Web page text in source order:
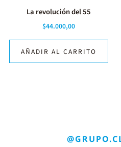
La revolución del 55
$44.000,00
AÑADIR AL CARRITO